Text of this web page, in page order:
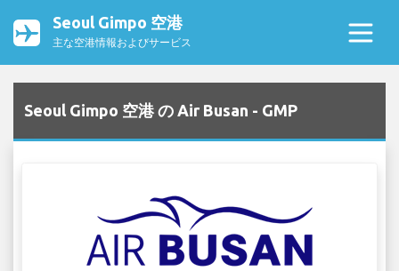
Seoul Gimpo 空港
主な空港情報およびサービス
Seoul Gimpo 空港 の Air Busan - GMP